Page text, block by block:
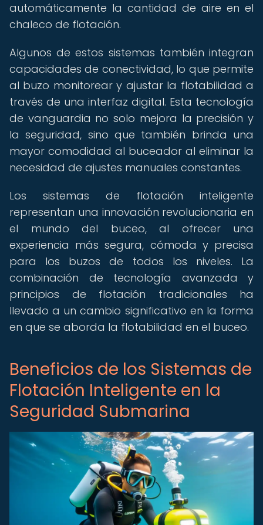
automáticamente la cantidad de aire en el
chaleco de flotación.
Algunos de estos sistemas también integran
capacidades de conectividad, lo que permite
al buzo monitorear y ajustar la flotabilidad a
través de una interfaz digital. Esta tecnología
de vanguardia no solo mejora la precisión y
la seguridad, sino que también brinda una
mayor comodidad al buceador al eliminar la
necesidad de ajustes manuales constantes.
Los sistemas de flotación inteligente
representan una innovación revolucionaria en
el mundo del buceo, al ofrecer una
experiencia más segura, cómoda y precisa
para los buzos de todos los niveles. La
combinación de tecnología avanzada y
principios de flotación tradicionales ha
llevado a un cambio significativo en la forma
en que se aborda la flotabilidad en el buceo.
Beneficios de los Sistemas de
Flotación Inteligente en la
Seguridad Submarina